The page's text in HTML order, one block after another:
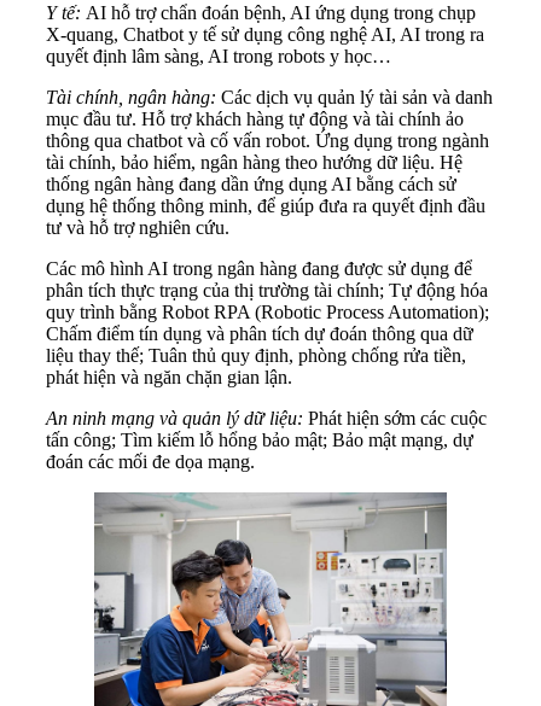
Y tế: AI hỗ trợ chẩn đoán bệnh, AI ứng dụng trong chụp
X-quang, Chatbot y tế sử dụng công nghệ AI, AI trong ra
quyết định lâm sàng, AI trong robots y học…
Tài chính, ngân hàng: Các dịch vụ quản lý tài sản và danh
mục đầu tư. Hỗ trợ khách hàng tự động và tài chính ảo
thông qua chatbot và cố vấn robot. Ứng dụng trong ngành
tài chính, bảo hiểm, ngân hàng theo hướng dữ liệu. Hệ
thống ngân hàng đang dần ứng dụng AI bằng cách sử
dụng hệ thống thông minh, để giúp đưa ra quyết định đầu
tư và hỗ trợ nghiên cứu.
Các mô hình AI trong ngân hàng đang được sử dụng để
phân tích thực trạng của thị trường tài chính; Tự động hóa
quy trình bằng Robot RPA (Robotic Process Automation);
Chấm điểm tín dụng và phân tích dự đoán thông qua dữ
liệu thay thế; Tuân thủ quy định, phòng chống rửa tiền,
phát hiện và ngăn chặn gian lận.
An ninh mạng và quản lý dữ liệu: Phát hiện sớm các cuộc
tấn công; Tìm kiếm lỗ hổng bảo mật; Bảo mật mạng, dự
đoán các mối đe dọa mạng.